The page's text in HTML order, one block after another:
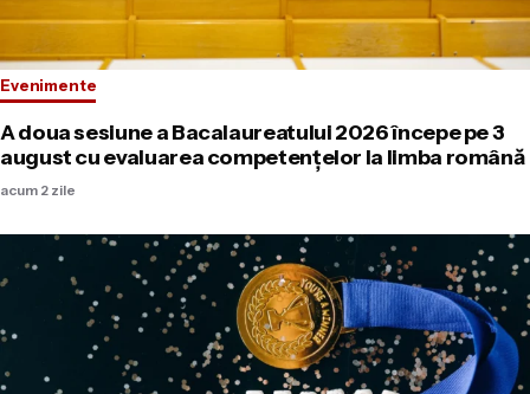
Evenimente
A doua sesiune a Bacalaureatului 2026 începe pe 3
august cu evaluarea competențelor la limba română
acum 2 zile